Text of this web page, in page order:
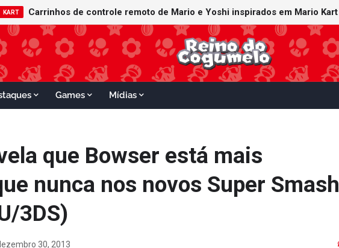
KART
Games Mídias
que Bowser está mais
nunca nos novos Super Smash
3DS)
30, 2013